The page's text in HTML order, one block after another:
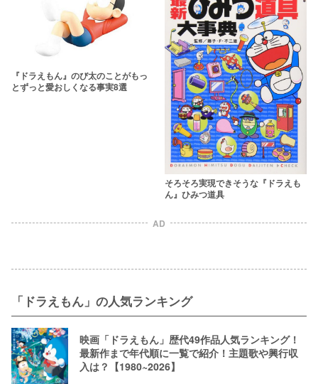
『ドラえもん』のび太のことがもっ
とずっと愛おしくなる事実8選
そろそろ実現できそうな『ドラえも
ん』ひみつ道具
AD
「ドラえもん」の人気ランキング
映画「ドラえもん」歴代49作品人気ランキング！
最新作まで年代順に一覧で紹介！主題歌や興行収
入は？【1980~2026】